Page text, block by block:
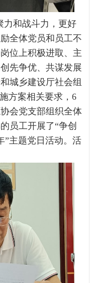
力和战斗力，更好
全体党员和员工不
位上积极进取、主
先争优、共谋发展
城乡建设厅社会组
方案相关要求，6
会党支部组织全体
员工开展了“争创
”主题党日活动。活